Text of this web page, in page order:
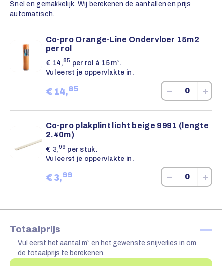
Snel en gemakkelijk. Wij berekenen de aantallen en prijs
automatisch.
Co-pro Orange-Line Ondervloer 15m2
per rol
€ 14,85 per rol à 15 m².
Vul eerst je oppervlakte in.
€ 14,85 − +
Co-pro plakplint licht beige 9991 (lengte
2.40m)
€ 3,99 per stuk.
Vul eerst je oppervlakte in.
€ 3,99 − +
Totaalprijs —
Vul eerst het aantal m² en het gewenste snijverlies in om
de totaalprijs te berekenen.